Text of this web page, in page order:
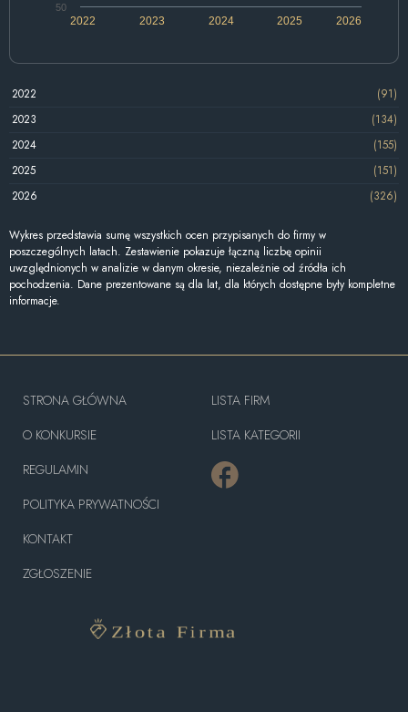
2022 2024 2026
2023 2025
50
2022
(91)
2023
(134)
2024
(155)
2025
(151)
2026
(326)
Wykres przedstawia sumę wszystkich ocen przypisanych do firmy w
poszczególnych latach. Zestawienie pokazuje łączną liczbę opinii
uwzględnionych w analizie w danym okresie, niezależnie od źródła ich
pochodzenia. Dane prezentowane są dla lat, dla których dostępne były kompletne
informacje.
STRONA GŁÓWNA
O KONKURSIE
REGULAMIN
POLITYKA PRYWATNOŚCI
KONTAKT
ZGŁOSZENIE
LISTA FIRM
LISTA KATEGORII